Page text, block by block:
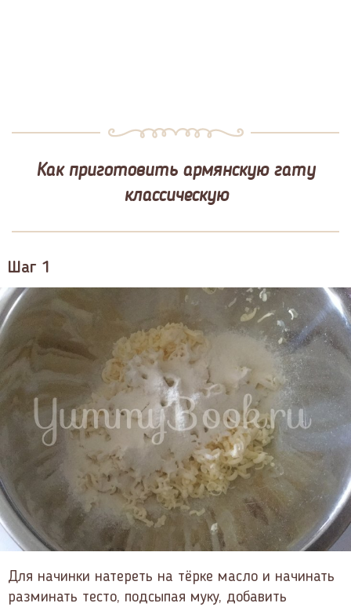
Как приготовить армянскую гату
классическую
Шаг 1
Для начинки натереть на тёрке масло и начинать
разминать тесто, подсыпая муку, добавить